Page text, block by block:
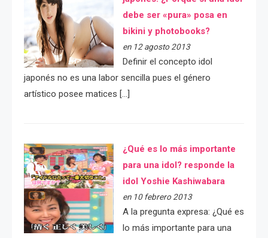
debe ser «pura» posa en
bikini y photobooks?
en 12 agosto 2013
Definir el concepto idol
japonés no es una labor sencilla pues el género
artístico posee matices […]
¿Qué es lo más importante
para una idol? responde la
idol Yoshie Kashiwabara
en 10 febrero 2013
A la pregunta expresa: ¿Qué es
lo más importante para una